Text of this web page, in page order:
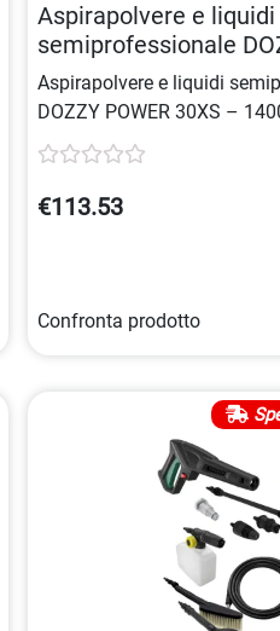
Aspirapolvere e liquidi
semiprofessionale
30XS – 1400 W – 30
Aspirapolvere e liquidi
DOZZY POWER 30XS –
Lavor
€113.53
Confronta prodotto